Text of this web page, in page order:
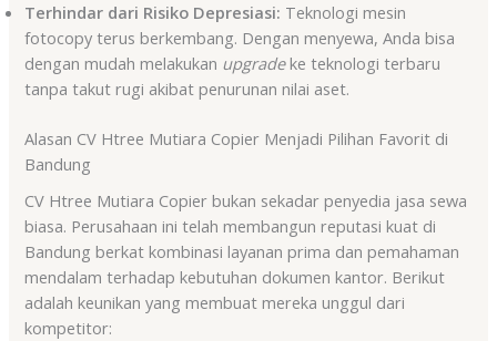
Terhindar dari Risiko Depresiasi: Teknologi mesin
fotocopy terus berkembang. Dengan menyewa, Anda bisa
dengan mudah melakukan upgradeke teknologi terbaru
tanpa takut rugi akibat penurunan nilai aset.
Alasan CV Htree Mutiara Copier Menjadi Pilihan Favorit di
Bandung
CV Htree Mutiara Copier bukan sekadar penyedia jasa sewa
biasa. Perusahaan ini telah membangun reputasi kuat di
Bandung berkat kombinasi layanan prima dan pemahaman
mendalam terhadap kebutuhan dokumen kantor. Berikut
adalah keunikan yang membuat mereka unggul dari
kompetitor: